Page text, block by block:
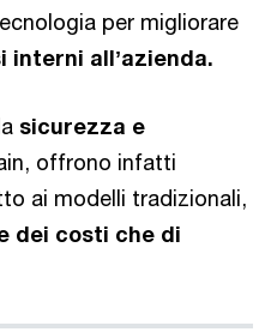
per migliorare
interni allʼazienda.
sicurezza e
offrono infatti
ai modelli tradizionali,
dei costi che di